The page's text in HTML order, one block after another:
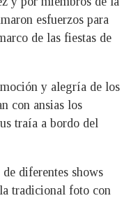
esfuerzos para
de las fiestas de
y alegría de los
con ansias los
traía a bordo del
diferentes shows
tradicional foto con